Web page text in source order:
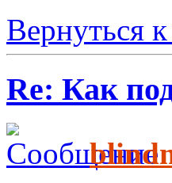
Вернуться
Re: Как